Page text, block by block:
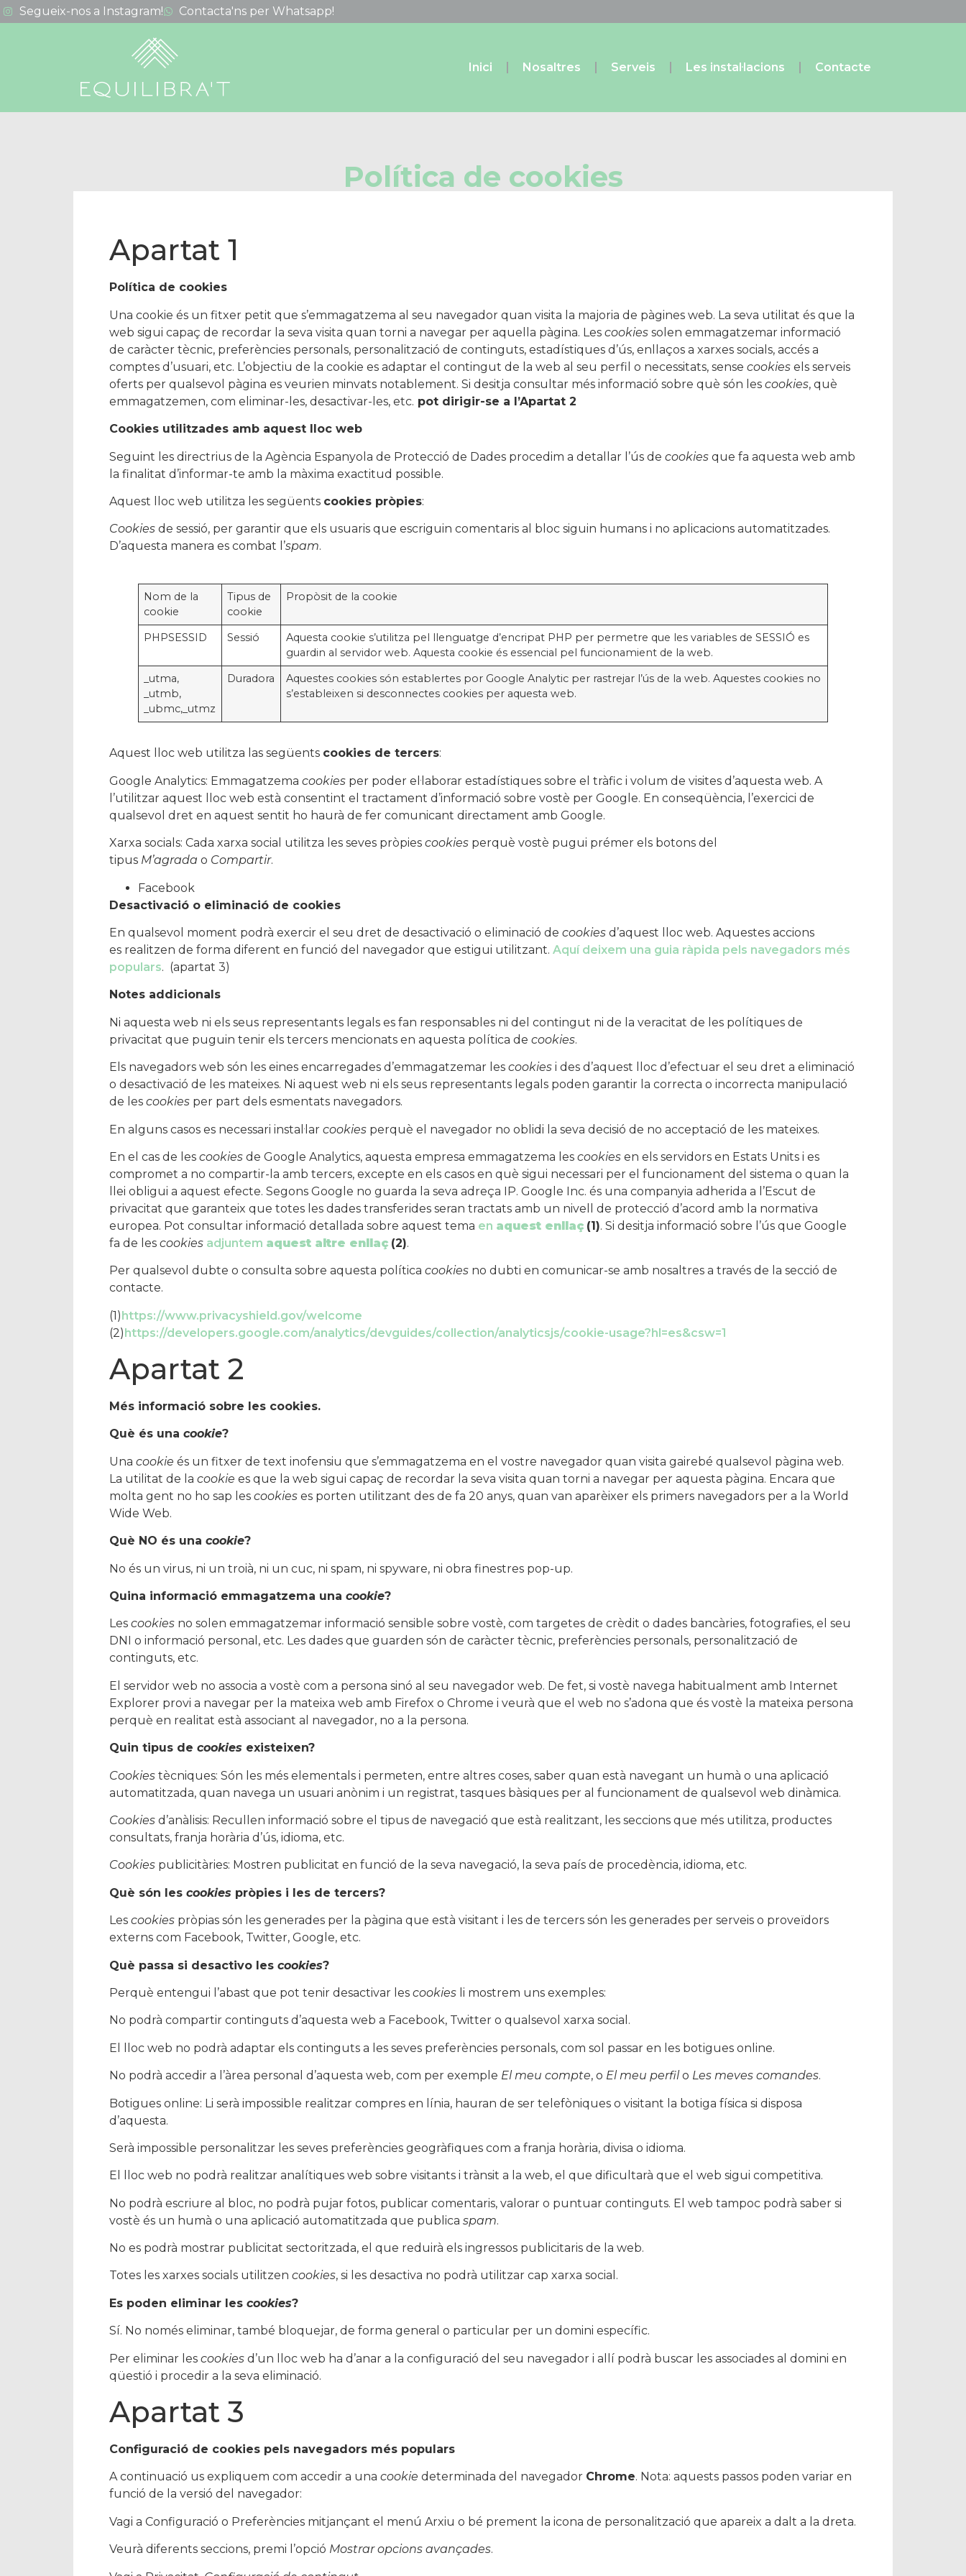
Segueix-nos a Instagram! Contacta'ns per Whatsapp!
Inici Nosaltres Serveis Les instal·lacions Contacte
Política de cookies
Apartat 1
Política de cookies
Una cookie és un fitxer petit que s’emmagatzema al seu navegador quan visita la majoria de pàgines web. La seva utilitat és que la
web sigui capaç de recordar la seva visita quan torni a navegar per aquella pàgina. Les cookies solen emmagatzemar informació
de caràcter tècnic, preferències personals, personalització de continguts, estadístiques d’ús, enllaços a xarxes socials, accés a
comptes d’usuari, etc. L’objectiu de la cookie es adaptar el contingut de la web al seu perfil o necessitats, sense cookies els serveis
oferts per qualsevol pàgina es veurien minvats notablement. Si desitja consultar més informació sobre què són les cookies, què
emmagatzemen, com eliminar-les, desactivar-les, etc. pot dirigir-se a l’Apartat 2
Cookies utilitzades amb aquest lloc web
Seguint les directrius de la Agència Espanyola de Protecció de Dades procedim a detallar l’ús de cookies que fa aquesta web amb
la finalitat d’informar-te amb la màxima exactitud possible.
Aquest lloc web utilitza les següents cookies pròpies:
Cookies de sessió, per garantir que els usuaris que escriguin comentaris al bloc siguin humans i no aplicacions automatitzades.
D’aquesta manera es combat l’spam.
Nom de la
cookie
Tipus de
cookie
Propòsit de la cookie
PHPSESSID Sessió
Aquesta cookie s’utilitza pel llenguatge d’encripat PHP per permetre que les variables de SESSIÓ es
guardin al servidor web. Aquesta cookie és essencial pel funcionamient de la web.
_utma,
_utmb,
_ubmc,_utmz
Duradora
Aquestes cookies són establertes por Google Analytic per rastrejar l’ús de la web. Aquestes cookies no
s’estableixen si desconnectes cookies per aquesta web.
Aquest lloc web utilitza las següents cookies de tercers:
Google Analytics: Emmagatzema cookies per poder el·laborar estadístiques sobre el tràfic i volum de visites d’aquesta web. A
l’utilitzar aquest lloc web està consentint el tractament d’informació sobre vostè per Google. En conseqüència, l’exercici de
qualsevol dret en aquest sentit ho haurà de fer comunicant directament amb Google.
Xarxa socials: Cada xarxa social utilitza les seves pròpies cookies perquè vostè pugui prémer els botons del
tipus M’agrada o Compartir.
Facebook
Desactivació o eliminació de cookies
En qualsevol moment podrà exercir el seu dret de desactivació o eliminació de cookies d’aquest lloc web. Aquestes accions
es realitzen de forma diferent en funció del navegador que estigui utilitzant. Aquí deixem una guia ràpida pels navegadors més
populars. (apartat 3)
Notes addicionals
Ni aquesta web ni els seus representants legals es fan responsables ni del contingut ni de la veracitat de les polítiques de
privacitat que puguin tenir els tercers mencionats en aquesta política de cookies.
Els navegadors web són les eines encarregades d’emmagatzemar les cookies i des d’aquest lloc d’efectuar el seu dret a eliminació
o desactivació de les mateixes. Ni aquest web ni els seus representants legals poden garantir la correcta o incorrecta manipulació
de les cookies per part dels esmentats navegadors.
En alguns casos es necessari instal·lar cookies perquè el navegador no oblidi la seva decisió de no acceptació de les mateixes.
En el cas de les cookies de Google Analytics, aquesta empresa emmagatzema les cookies en els servidors en Estats Units i es
compromet a no compartir-la amb tercers, excepte en els casos en què sigui necessari per el funcionament del sistema o quan la
llei obligui a aquest efecte. Segons Google no guarda la seva adreça IP. Google Inc. és una companyia adherida a l’Escut de
privacitat que garanteix que totes les dades transferides seran tractats amb un nivell de protecció d’acord amb la normativa
europea. Pot consultar informació detallada sobre aquest tema en aquest enllaç (1). Si desitja informació sobre l’ús que Google
fa de les cookies adjuntem aquest altre enllaç (2).
Per qualsevol dubte o consulta sobre aquesta política cookies no dubti en comunicar-se amb nosaltres a través de la secció de
contacte.
(1)https://www.privacyshield.gov/welcome
(2)https://developers.google.com/analytics/devguides/collection/analyticsjs/cookie-usage?hl=es&csw=1
Apartat 2
Més informació sobre les cookies.
Què és una cookie?
Una cookie és un fitxer de text inofensiu que s’emmagatzema en el vostre navegador quan visita gairebé qualsevol pàgina web.
La utilitat de la cookie es que la web sigui capaç de recordar la seva visita quan torni a navegar per aquesta pàgina. Encara que
molta gent no ho sap les cookies es porten utilitzant des de fa 20 anys, quan van aparèixer els primers navegadors per a la World
Wide Web.
Què NO és una cookie?
No és un virus, ni un troià, ni un cuc, ni spam, ni spyware, ni obra finestres pop-up.
Quina informació emmagatzema una cookie?
Les cookies no solen emmagatzemar informació sensible sobre vostè, com targetes de crèdit o dades bancàries, fotografies, el seu
DNI o informació personal, etc. Les dades que guarden són de caràcter tècnic, preferències personals, personalització de
continguts, etc.
El servidor web no associa a vostè com a persona sinó al seu navegador web. De fet, si vostè navega habitualment amb Internet
Explorer provi a navegar per la mateixa web amb Firefox o Chrome i veurà que el web no s’adona que és vostè la mateixa persona
perquè en realitat està associant al navegador, no a la persona.
Quin tipus de cookies existeixen?
Cookies tècniques: Són les més elementals i permeten, entre altres coses, saber quan està navegant un humà o una aplicació
automatitzada, quan navega un usuari anònim i un registrat, tasques bàsiques per al funcionament de qualsevol web dinàmica.
Cookies d’anàlisis: Recullen informació sobre el tipus de navegació que està realitzant, les seccions que més utilitza, productes
consultats, franja horària d’ús, idioma, etc.
Cookies publicitàries: Mostren publicitat en funció de la seva navegació, la seva país de procedència, idioma, etc.
Què són les cookies pròpies i les de tercers?
Les cookies pròpias són les generades per la pàgina que està visitant i les de tercers són les generades per serveis o proveïdors
externs com Facebook, Twitter, Google, etc.
Què passa si desactivo les cookies?
Perquè entengui l’abast que pot tenir desactivar les cookies li mostrem uns exemples:
No podrà compartir continguts d’aquesta web a Facebook, Twitter o qualsevol xarxa social.
El lloc web no podrà adaptar els continguts a les seves preferències personals, com sol passar en les botigues online.
No podrà accedir a l’àrea personal d’aquesta web, com per exemple El meu compte, o El meu perfilo Les meves comandes.
Botigues online: Li serà impossible realitzar compres en línia, hauran de ser telefòniques o visitant la botiga física si disposa
d’aquesta.
Serà impossible personalitzar les seves preferències geogràfiques com a franja horària, divisa o idioma.
El lloc web no podrà realitzar analítiques web sobre visitants i trànsit a la web, el que dificultarà que el web sigui competitiva.
No podrà escriure al bloc, no podrà pujar fotos, publicar comentaris, valorar o puntuar continguts. El web tampoc podrà saber si
vostè és un humà o una aplicació automatitzada que publica spam.
No es podrà mostrar publicitat sectoritzada, el que reduirà els ingressos publicitaris de la web.
Totes les xarxes socials utilitzen cookies, si les desactiva no podrà utilitzar cap xarxa social.
Es poden eliminar les cookies?
Sí. No només eliminar, també bloquejar, de forma general o particular per un domini específic.
Per eliminar les cookies d’un lloc web ha d’anar a la configuració del seu navegador i allí podrà buscar les associades al domini en
qüestió i procedir a la seva eliminació.
Apartat 3
Configuració de cookies pels navegadors més populars
A continuació us expliquem com accedir a una cookie determinada del navegador Chrome. Nota: aquests passos poden variar en
funció de la versió del navegador:
Vagi a Configuració o Preferències mitjançant el menú Arxiu o bé prement la icona de personalització que apareix a dalt a la dreta.
Veurà diferents seccions, premi l’opció Mostrar opcions avançades.